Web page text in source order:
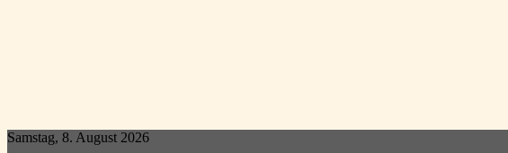
Samstag, 8. August 2026